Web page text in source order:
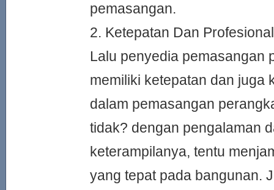
pemasangan.
2. Ketepatan Dan
Lalu penyedia pemasangan
memiliki ketepatan dan juga
dalam pemasangan
tidak? dengan pengalaman
keterampilanya, tentu
yang tepat pada bangunan.